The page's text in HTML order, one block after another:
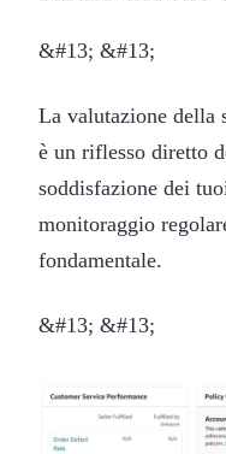
&#13; &#13;
La valutazione della
è un riflesso diretto
soddisfazione dei
monitoraggio
fondamentale.
&#13; &#13;